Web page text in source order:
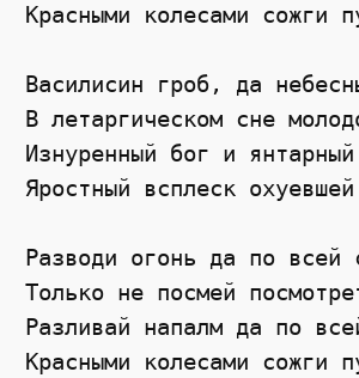
Красными колесами сожги
Василисин гроб, да
В летаргическом сне
Изнуренный бог и
Яростный всплеск
Разводи огонь да по всей
Только не посмей
Разливай напалм да по
Красными колесами сожги